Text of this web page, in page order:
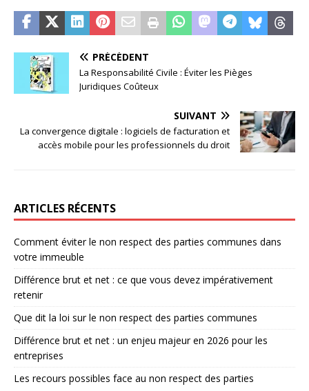
PRÉCÉDENT
La Responsabilité Civile : Éviter les Pièges
Juridiques Coûteux
SUIVANT
La convergence digitale : logiciels de facturation et
accès mobile pour les professionnels du droit
ARTICLES RÉCENTS
Comment éviter le non respect des parties communes dans
votre immeuble
Différence brut et net : ce que vous devez impérativement
retenir
Que dit la loi sur le non respect des parties communes
Différence brut et net : un enjeu majeur en 2026 pour les
entreprises
Les recours possibles face au non respect des parties